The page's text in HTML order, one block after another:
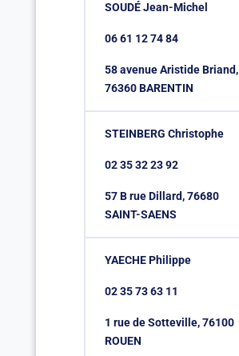
SOUDÉ Jean-Michel
06 61 12 74 84
58 avenue Aristide Briand,
76360 BARENTIN
STEINBERG Christophe
02 35 32 23 92
57 B rue Dillard, 76680
SAINT-SAENS
YAECHE Philippe
02 35 73 63 11
1 rue de Sotteville, 76100
ROUEN